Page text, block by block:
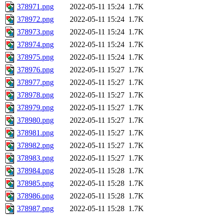
378971.png
2022-05-11 15:24 1.7K
378972.png
2022-05-11 15:24 1.7K
378973.png
2022-05-11 15:24 1.7K
378974.png
2022-05-11 15:24 1.7K
378975.png
2022-05-11 15:24 1.7K
378976.png
2022-05-11 15:27 1.7K
378977.png
2022-05-11 15:27 1.7K
378978.png
2022-05-11 15:27 1.7K
378979.png
2022-05-11 15:27 1.7K
378980.png
2022-05-11 15:27 1.7K
378981.png
2022-05-11 15:27 1.7K
378982.png
2022-05-11 15:27 1.7K
378983.png
2022-05-11 15:27 1.7K
378984.png
2022-05-11 15:28 1.7K
378985.png
2022-05-11 15:28 1.7K
378986.png
2022-05-11 15:28 1.7K
378987.png
2022-05-11 15:28 1.7K